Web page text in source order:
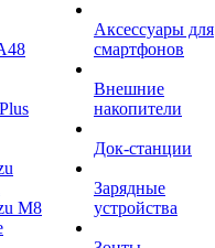
M8
Аксессуары для
смартфонов
Внешние
накопители
Док-станции
Зарядные
устройства